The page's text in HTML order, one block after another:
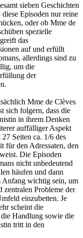
sieben Geschichten
Episoden nur reine
oder ob Mme de
spezielle
das
auf und erfüllt
allerdings sind zu
um die
der
Mme de Clèves
sich folgern, dass die
in ihrem Denken
auffälliger Aspekt
Seiten ca. 1/6 des
für den Adressaten, den
Die Episoden
nicht unbedeutend
häufen und dann
Anfang wichtig sein, um
zentralen Probleme der
einzubetten. Je
scheint die
Handlung sowie die
tritt in den